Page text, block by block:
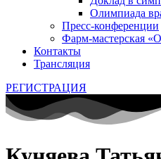
Олимпиада
Пресс-конференции
Фарм-мастерская
Контакты
Трансляция
РЕГИСТРАЦИЯ